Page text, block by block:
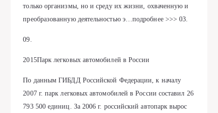
только организмы, но и среду их жизни, охваченную и
преобразованную деятельностью э…подробнее >>> 03.
09.
2015Парк легковых автомобилей в России
По данным ГИБДД Российской Федерации, к началу
2007 г. парк легковых автомобилей в России составил 26
793 500 единиц. За 2006 г. российский автопарк вырос